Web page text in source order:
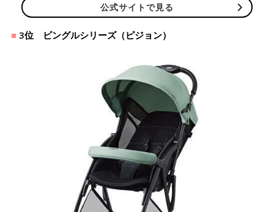
公式サイトで見る
3位 ビングルシリーズ（ピジョン）